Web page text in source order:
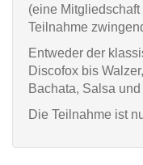
(eine
Teilnahme
Entweder der
Discofox bis
Bachata, Salsa
Die Teilnahme ist